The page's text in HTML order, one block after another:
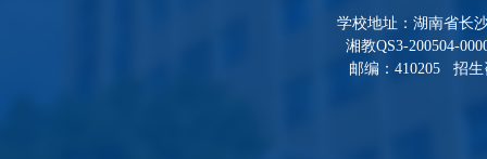
学校地址：湖南省长
湘教QS3-200504-
邮编：410205 招生